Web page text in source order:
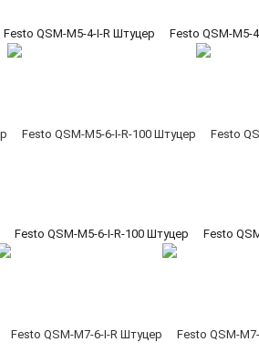
Festo QSM-M5-4-I-R Штуцер Festo QSM-M5-
Festo QSM-M5-6-I-R-100 Штуцер Festo